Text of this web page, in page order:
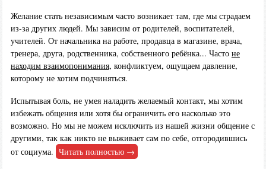
Желание стать независимым часто возникает там, где мы страдаем
из-за других людей. Мы зависим от родителей, воспитателей,
учителей. От начальника на работе, продавца в магазине, врача,
тренера, друга, родственника, собственного ребёнка... Часто не
находим взаимопонимания, конфликтуем, ощущаем давление,
которому не хотим подчиняться.
Испытывая боль, не умея наладить желаемый контакт, мы хотим
избежать общения или хотя бы ограничить его насколько это
возможно. Но мы не можем исключить из нашей жизни общение с
другими, так как никто не выживает сам по себе, отгородившись
от социума. Читать полностью →